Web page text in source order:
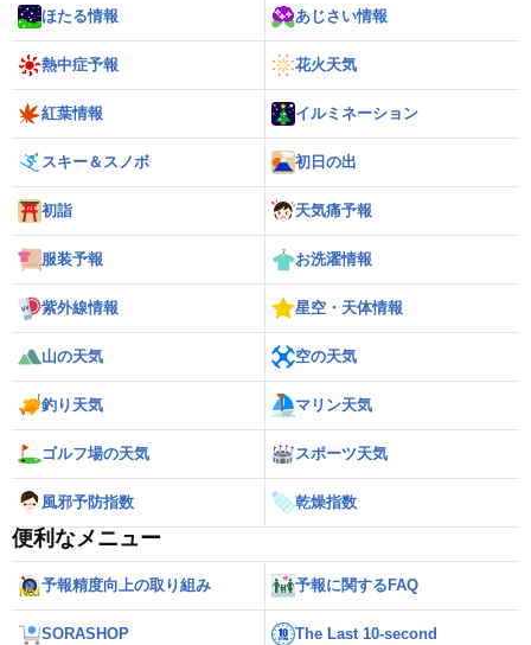
ほたる情報 あじさい情報
熱中症予報 花火天気
紅葉情報 イルミネーション
スキー＆スノボ 初日の出
初詣 天気痛予報
服装予報 お洗濯情報
紫外線情報 星空・天体情報
山の天気 空の天気
釣り天気 マリン天気
ゴルフ場の天気 スポーツ天気
風邪予防指数 乾燥指数
便利なメニュー
予報精度向上の取り組み 予報に関するFAQ
SORASHOP The Last 10-second